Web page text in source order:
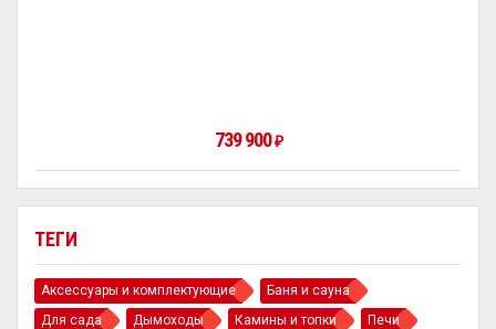
ТЕГИ
Аксессуары и комплектующие
Баня и сауна
Для сада
Дымоходы Камины и топки
Печи
739 900₽